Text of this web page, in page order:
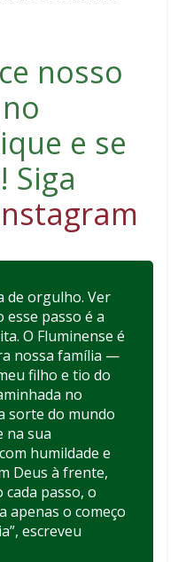
nosso
e se
! Siga
de orgulho. Ver
esse passo é a
O Fluminense é
nossa família —
filho e tio do
no
sorte do mundo
na sua
humildade e
Deus à frente,
passo, o
apenas o começo
escreveu